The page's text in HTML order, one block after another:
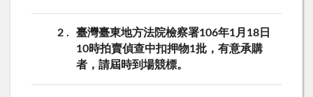
2
臺灣臺東地方法院檢察署106年1月18日
10時拍賣偵查中扣押物1批，有意承購
者，請屆時到場競標。